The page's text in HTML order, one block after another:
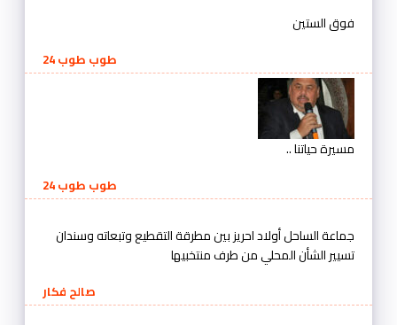
فوق الستين
طوب طوب 24
مسيرة حياتنا ..
طوب طوب 24
جماعة الساحل أولاد احريز بين مطرقة التقطيع وتبعاته وسندان
تسيير الشأن المحلي من طرف منتخبيها
صالح فكار